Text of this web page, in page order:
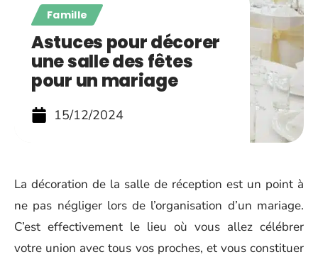
Famille
Astuces pour décorer
une salle des fêtes
pour un mariage
15/12/2024
La décoration de la salle de réception est un point à
ne pas négliger lors de l’organisation d’un mariage.
C’est effectivement le lieu où vous allez célébrer
votre union avec tous vos proches, et vous constituer